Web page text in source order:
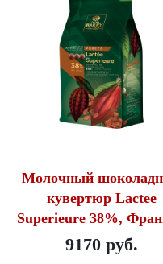
Молочный
кувертюр Lactee
Superieure 38%,
9170 руб.